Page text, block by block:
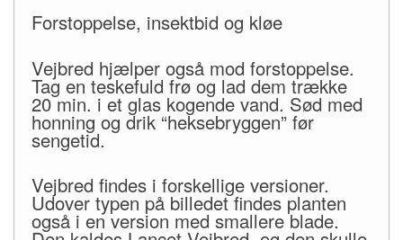
Forstoppelse, insektbid og kløe
Vejbred hjælper også mod forstoppelse.
Tag en teskefuld frø og lad dem trække
20 min. i et glas kogende vand. Sød med
honning og drik “heksebryggen” før
sengetid.
Vejbred findes i forskellige versioner.
Udover typen på billedet findes planten
også i en version med smallere blade.